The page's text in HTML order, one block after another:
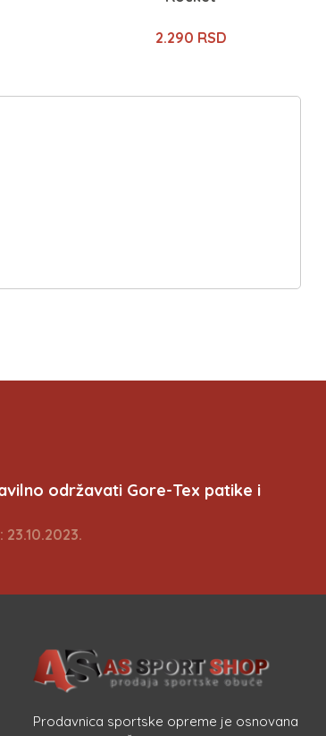
2.290 RSD
održavati Gore-Tex patike i
Prodavnica sportske opreme je osnovana